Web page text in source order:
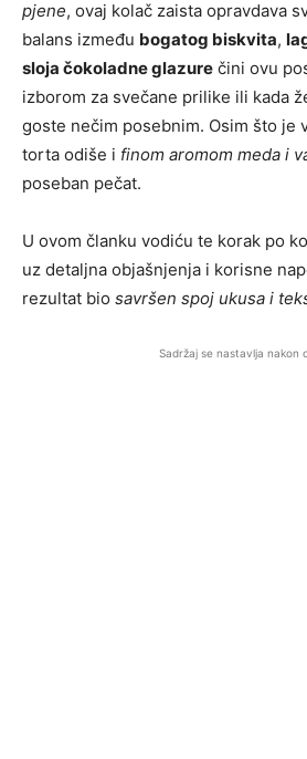
pjene, ovaj kolač zaista opravdava
balans između bogatog biskvita,
sloja čokoladne glazure čini ovu
izborom za svečane prilike ili kada
goste nečim posebnim. Osim što je
torta odiše i finom aromom meda i
poseban pečat.
U ovom članku vodiću te korak po
uz detaljna objašnjenja i korisne
rezultat bio savršen spoj ukusa i
Sadržaj se nastavlja nakon